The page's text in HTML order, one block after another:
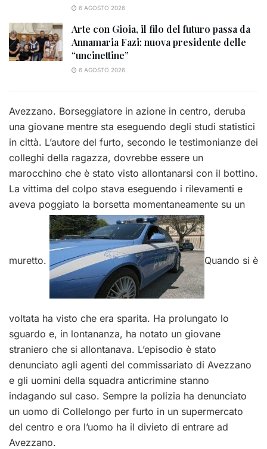
6 AGOSTO 2026
Arte con Gioia, il filo del futuro passa da
Annamaria Fazi: nuova presidente delle
“uncinettine”
6 AGOSTO 2026
Avezzano. Borseggiatore in azione in centro, deruba
una giovane mentre sta eseguendo degli studi statistici
in città. L’autore del furto, secondo le testimonianze dei
colleghi della ragazza, dovrebbe essere un
marocchino che è stato visto allontanarsi con il bottino.
La vittima del colpo stava eseguendo i rilevamenti e
aveva poggiato la borsetta momentaneamente su un
muretto. Quando si è
voltata ha visto che era sparita. Ha prolungato lo
sguardo e, in lontananza, ha notato un giovane
straniero che si allontanava. L’episodio è stato
denunciato agli agenti del commissariato di Avezzano
e gli uomini della squadra anticrimine stanno
indagando sul caso. Sempre la polizia ha denunciato
un uomo di Collelongo per furto in un supermercato
del centro e ora l’uomo ha il divieto di entrare ad
Avezzano.